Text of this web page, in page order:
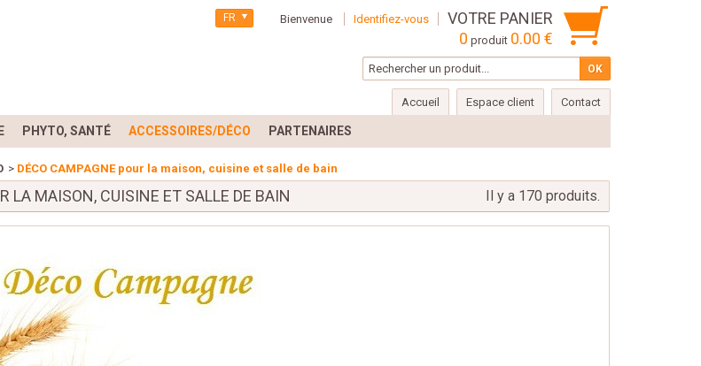
Bienvenue Identifiez-vous
VOTRE PANIER
0 produit 0.00 €
FR
Accueil Espace client Contact
PHYTO, SANTÉ ACCESSOIRES/DÉCO PARTENAIRES
> DÉCO CAMPAGNE pour la maison, cuisine et salle de bain
LA MAISON, CUISINE ET SALLE DE BAIN Il y a 170 produits.